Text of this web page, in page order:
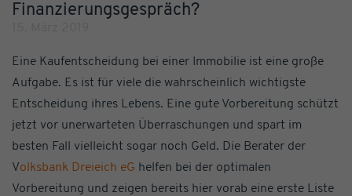
Finanzierungsgespräch?
Eine Kaufentscheidung bei einer Immobilie ist eine große
Aufgabe. Es ist für viele die wahrscheinlich wichtigste
Entscheidung ihres Lebens. Eine gute Vorbereitung schützt
jetzt vor unerwarteten Überraschungen und spart im
besten Fall vielleicht sogar noch Geld. Die Berater der
Volksbank Dreieich eG helfen bei der optimalen
Vorbereitung und zeigen bereits hier vorab eine erste Liste